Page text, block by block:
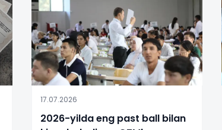
17.07.2026
2026-yilda eng past ball bilan